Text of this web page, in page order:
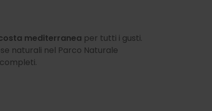
mediterranea per tutti i gusti.
naturali nel Parco Naturale